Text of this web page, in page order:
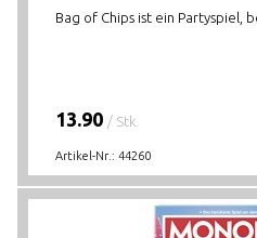
Bag of Chips ist ein Partyspiel,
13.90 / Stk.
Artikel-Nr.: 44260